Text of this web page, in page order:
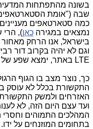
בשונה מהתפתחות המדעית
שבה ("אומת
כמה סטארטאפים
נמצאים במגירה כאן), הרי
בישראל, אנו הרחק מאחור
LTE באתר, ימצא שפע של מאמרים וניתוחים למה זה קרה.
כך, נוצר מצב בו הגוף
התקשורת בכלל לא עוסק
האזרחים ולמשק
ועד עצם היום הזה, לא
המהלכים התמוהים
בתחומים המוזנחים על ידו.